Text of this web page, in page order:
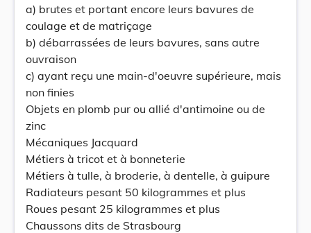
a) brutes et portant encore leurs bavures de
coulage et de matriçage
b) débarrassées de leurs bavures, sans autre
ouvraison
c) ayant reçu une main-d'oeuvre supérieure, mais
non finies
Objets en plomb pur ou allié d'antimoine ou de
zinc
Mécaniques Jacquard
Métiers à tricot et à bonneterie
Métiers à tulle, à broderie, à dentelle, à guipure
Radiateurs pesant 50 kilogrammes et plus
Roues pesant 25 kilogrammes et plus
Chaussons dits de Strasbourg